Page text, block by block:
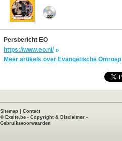
Persbericht EO
https://www.eo.nl/
Meer artikels over Evangelische Omroep
Sitemap
Contact
© Exsite.be - Copyright & Disclaimer -
Gebruiksvoorwaarden